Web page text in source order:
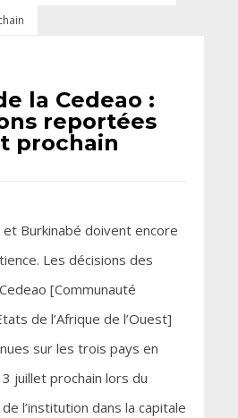
la Cedeao :
reportées
prochain
et Burkinabé doivent encore
Les décisions des
[Communauté
de l’Afrique de l’Ouest]
sur les trois pays en
juillet prochain lors du
l’institution dans la capitale